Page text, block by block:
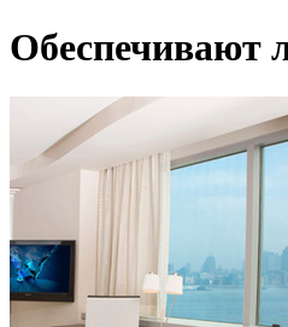
Обеспечивают